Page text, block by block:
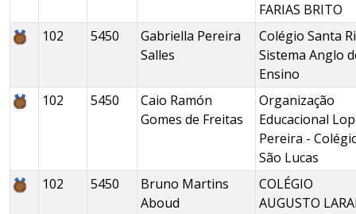
FARIAS BRITO
102
5450
Gabriella Pereira
Salles
Colégio Santa
Sistema Anglo
Ensino
102
5450
Caio Ramón
Gomes de Freitas
Organização
Educacional
Pereira -
São Lucas
102
5450
Bruno Martins
Aboud
COLÉGIO
AUGUSTO